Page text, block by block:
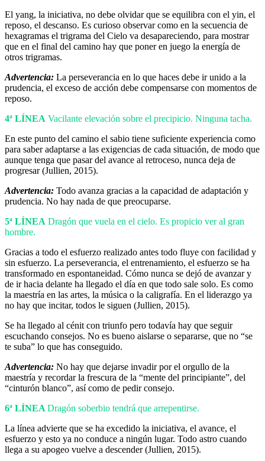
El yang, la iniciativa, no debe olvidar que se equilibra con el yin, el
reposo, el descanso. Es curioso observar como en la secuencia de
hexagramas el trigrama del Cielo va desapareciendo, para mostrar
que en el final del camino hay que poner en juego la energía de
otros trigramas.
Advertencia: La perseverancia en lo que haces debe ir unido a la
prudencia, el exceso de acción debe compensarse con momentos de
reposo.
4ª LÍNEA Vacilante elevación sobre el precipicio. Ninguna tacha.
En este punto del camino el sabio tiene suficiente experiencia como
para saber adaptarse a las exigencias de cada situación, de modo que
aunque tenga que pasar del avance al retroceso, nunca deja de
progresar (Jullien, 2015).
Advertencia: Todo avanza gracias a la capacidad de adaptación y
prudencia. No hay nada de que preocuparse.
5ª LÍNEA Dragón que vuela en el cielo. Es propicio ver al gran
hombre.
Gracias a todo el esfuerzo realizado antes todo fluye con facilidad y
sin esfuerzo. La perseverancia, el entrenamiento, el esfuerzo se ha
transformado en espontaneidad. Cómo nunca se dejó de avanzar y
de ir hacia delante ha llegado el día en que todo sale solo. Es como
la maestría en las artes, la música o la caligrafía. En el liderazgo ya
no hay que incitar, todos le siguen (Jullien, 2015).
Se ha llegado al cénit con triunfo pero todavía hay que seguir
escuchando consejos. No es bueno aislarse o separarse, que no “se
te suba” lo que has conseguido.
Advertencia: No hay que dejarse invadir por el orgullo de la
maestría y recordar la frescura de la “mente del principiante”, del
“cinturón blanco”, así como de pedir consejo.
6ª LÍNEA Dragón soberbio tendrá que arrepentirse.
La línea advierte que se ha excedido la iniciativa, el avance, el
esfuerzo y esto ya no conduce a ningún lugar. Todo astro cuando
llega a su apogeo vuelve a descender (Jullien, 2015).